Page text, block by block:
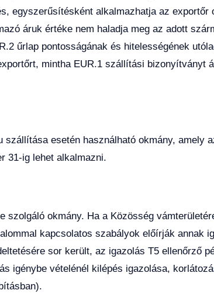
egyszerűsítésként alkalmazhatja az exportőr
áruk értéke nem haladja meg az adott
űrlap pontosságának és hitelességének
mintha EUR.1 szállítási bizonyítványt
esetén használható okmány, amely
31-ig lehet alkalmazni.
szolgáló okmány. Ha a Közösség
kapcsolatos szabályok előírják annak
sor került, az igazolás T5 ellenőrző
igénybe vételénél kilépés igazolása,